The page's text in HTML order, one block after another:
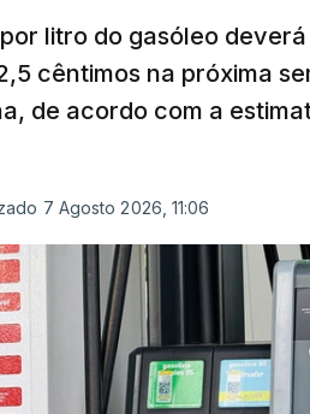
litro do gasóleo
cêntimos na próxima
de acordo com a
7 Agosto 2026, 11:06